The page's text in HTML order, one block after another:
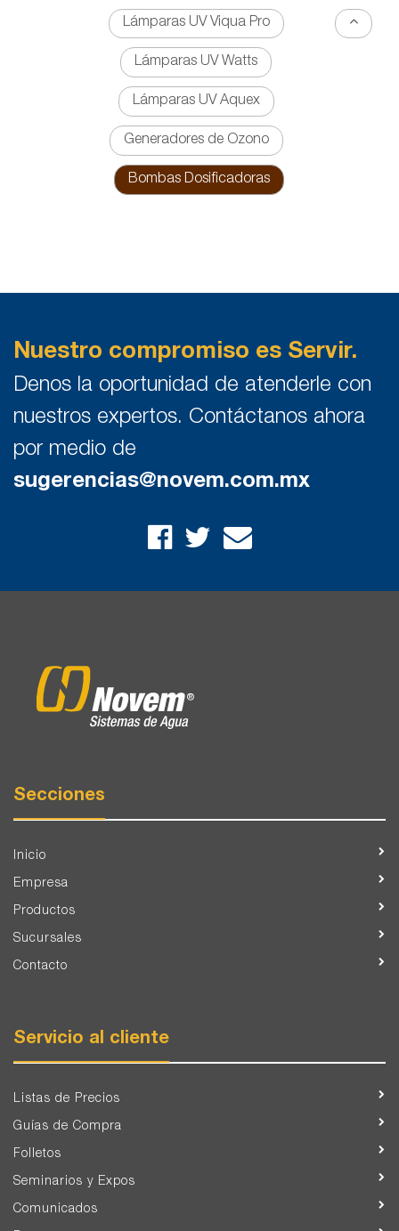
Lámparas UV Viqua Pro
Lámparas UV Watts
Lámparas UV Aquex
Generadores de Ozono
Bombas Dosificadoras
Nuestro compromiso es Servir.
Denos la oportunidad de atenderle con
nuestros expertos. Contáctanos ahora
por medio de
sugerencias@novem.com.mx
Secciones
Inicio
Empresa
Productos
Sucursales
Contacto
Servicio al cliente
Listas de Precios
Guías de Compra
Folletos
Seminarios y Expos
Comunicados